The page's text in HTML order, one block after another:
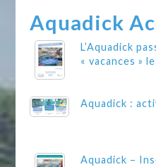
Aquadick
L’Aquadick
« vacances »
Aquadick :
Aquadick –